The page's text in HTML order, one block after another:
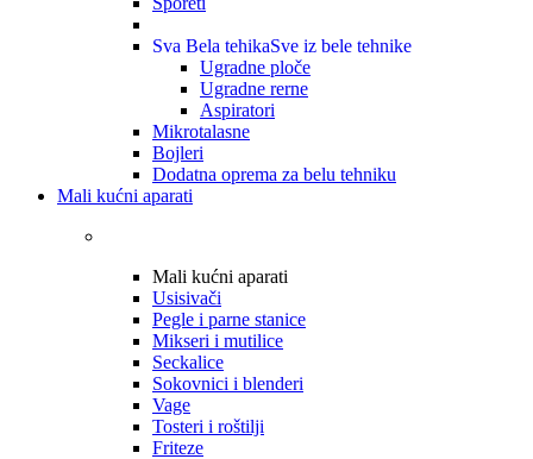
Sva Bela tehikaSve iz bele tehnike
Ugradne ploče
Ugradne rerne
Aspiratori
Mikrotalasne
Bojleri
Dodatna oprema za belu tehniku
Mali kućni aparati
Mali kućni aparati
Usisivači
Pegle i parne stanice
Mikseri i mutilice
Seckalice
Sokovnici i blenderi
Vage
Tosteri i roštilji
Friteze